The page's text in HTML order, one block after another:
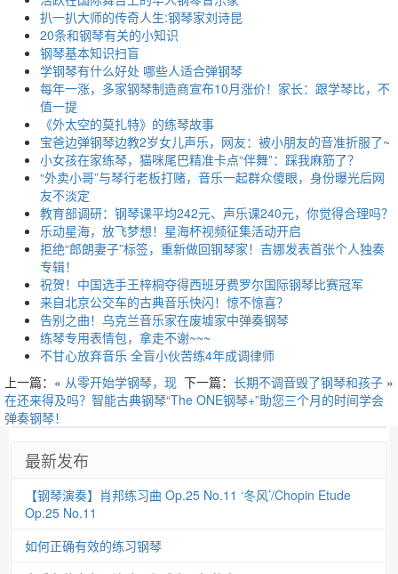
扒一扒大师的传奇人生:钢琴家刘诗昆
20条和钢琴有关的小知识
钢琴基本知识扫盲
学钢琴有什么好处 哪些人适合弹钢琴
每年一涨，多家钢琴制造商宣布10月涨价！家长：跟学琴比，不
值一提
《外太空的莫扎特》的练琴故事
宝爸边弹钢琴边教2岁女儿声乐，网友：被小朋友的音准折服了~
小女孩在家练琴，猫咪尾巴精准卡点“伴舞”：踩我麻筋了？
“外卖小哥”与琴行老板打赌，音乐一起群众傻眼，身份曝光后网
友不淡定
教育部调研：钢琴课平均242元、声乐课240元，你觉得合理吗？
乐动星海，放飞梦想！星海杯视频征集活动开启
拒绝“郎朗妻子”标签，重新做回钢琴家！吉娜发表首张个人独奏
专辑！
祝贺！中国选手王梓桐夺得西班牙费罗尔国际钢琴比赛冠军
来自北京公交车的古典音乐快闪！惊不惊喜？
告别之曲！乌克兰音乐家在废墟家中弹奏钢琴
练琴专用表情包，拿走不谢~~~
不甘心放弃音乐 全盲小伙苦练4年成调律师
下一篇： 长期不调音毁了钢琴和孩子 »
上一篇：« 从零开始学钢琴，现
在还来得及吗？智能古典钢琴“The ONE钢琴+”助您三个月的时间学会
弹奏钢琴！
最新发布
【钢琴演奏】肖邦练习曲 Op.25 No.11 ‘冬风’/Chopin Etude
Op.25 No.11
如何正确有效的练习钢琴